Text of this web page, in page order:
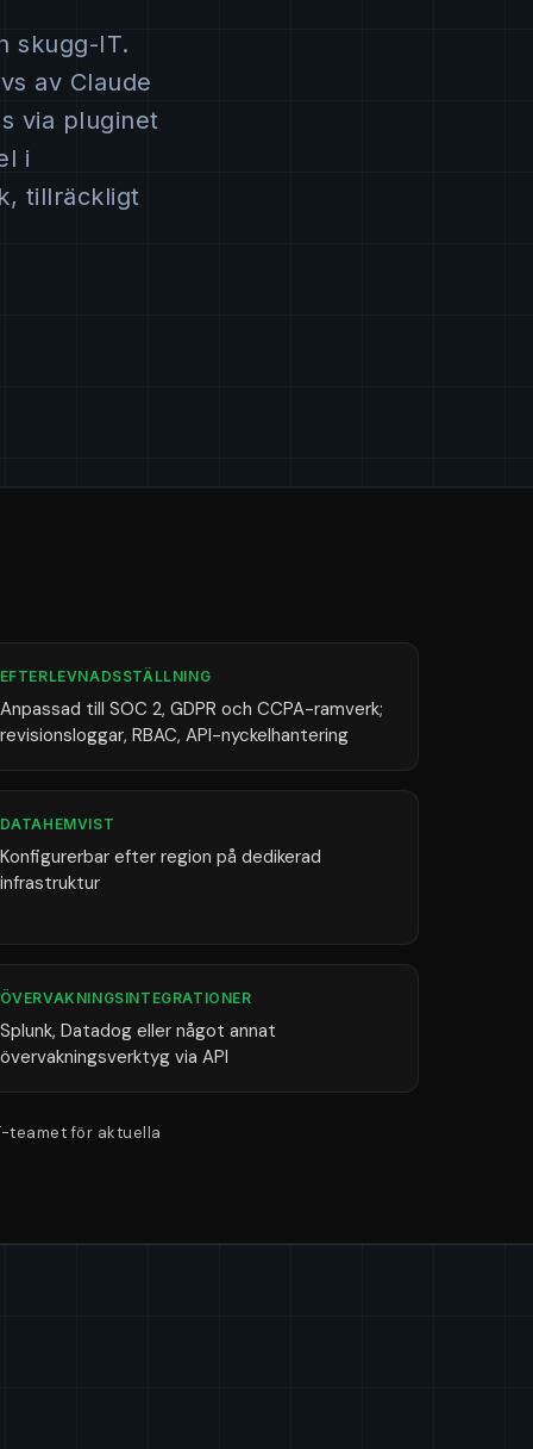
skugg-IT.
av Claude
via pluginet
i
tillräckligt
EFTERLEVNADSSTÄLLNING
Anpassad till SOC 2, GDPR och CCPA-ramverk;
revisionsloggar, RBAC, API-nyckelhantering
DATAHEMVIST
Konfigurerbar efter region på dedikerad
infrastruktur
ÖVERVAKNINGSINTEGRATIONER
Splunk, Datadog eller något annat
övervakningsverktyg via API
teamet för aktuella